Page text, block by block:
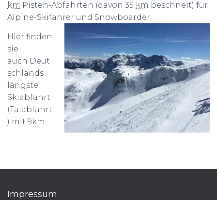
km Pisten-Abfahrten (davon 35 km beschneit) für
Alpine-Skifahrer und Snowboarder.
Hier finden
sie
auch Deut
schlands
längste
Skiabfahrt
(Talabfahrt
) mit 9km.
Impressum